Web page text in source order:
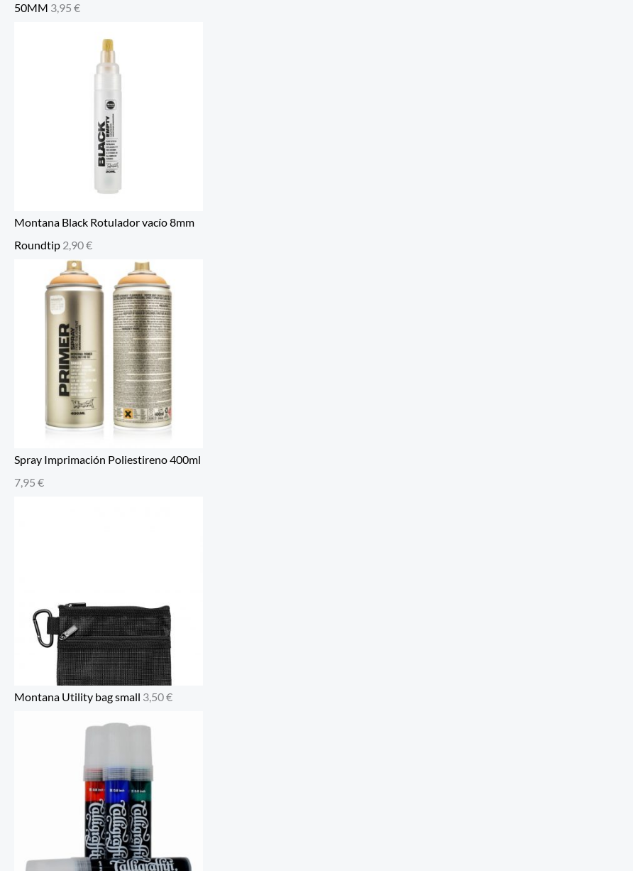
50MM 3,95 €
Montana Black Rotulador vacío 8mm
Roundtip 2,90€
Spray Imprimación Poliestireno 400ml
7,95 €
Montana Utility bag small 3,50€